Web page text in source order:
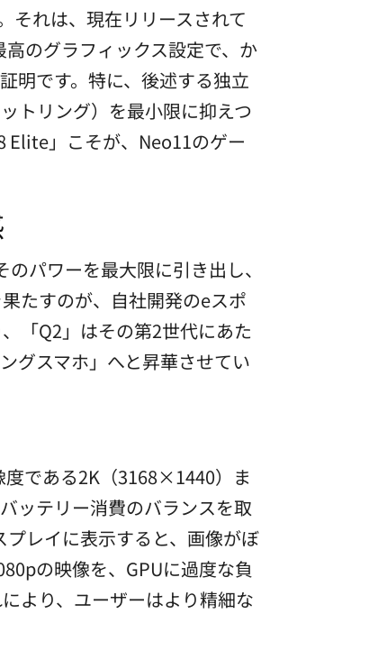
それは、現在リリースされて
のグラフィックス設定で、か
明です。特に、後述する独立
トリング）を最小限に抑えつ
Elite」こそが、Neo11のゲー
パワーを最大限に引き出し、
たすのが、自社開発のeスポ
「Q2」はその第2世代にあた
グスマホ」へと昇華させてい
度である2K（3168×1440）ま
ッテリー消費のバランスを取
レイに表示すると、画像がぼ
の映像を、GPUに過度な負
より、ユーザーはより精細な